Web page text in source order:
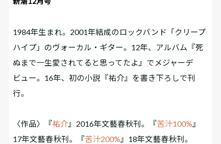
1984年生まれ。2001年結成のロックバンド「クリープ
ハイプ」のヴォーカル・ギター。12年、アルバム『死
ぬまで一生愛されてると思ってたよ』でメジャーデ
ビュー。16年、初の小説『祐介』を書き下ろしで刊
行。
〈作品〉『祐介』2016年文藝春秋刊。『苦汁100% 』
17年文藝春秋刊。『苦汁200% 』18年文藝春秋刊。